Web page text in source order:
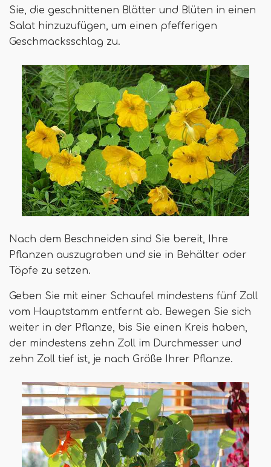
Sie, die geschnittenen Blätter und Blüten in einen
Salat hinzuzufügen, um einen pfefferigen
Geschmacksschlag zu.
Nach dem Beschneiden sind Sie bereit, Ihre
Pflanzen auszugraben und sie in Behälter oder
Töpfe zu setzen.
Geben Sie mit einer Schaufel mindestens fünf Zoll
vom Hauptstamm entfernt ab. Bewegen Sie sich
weiter in der Pflanze, bis Sie einen Kreis haben,
der mindestens zehn Zoll im Durchmesser und
zehn Zoll tief ist, je nach Größe Ihrer Pflanze.